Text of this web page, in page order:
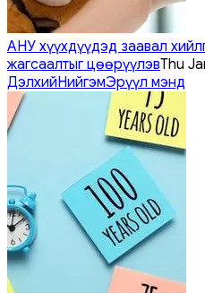
АНУ хүүхдүүдэд заавал
жагсаалтыг цөөрүүлэвThu
ДэлхийНийгэмЭрүүл мэнд